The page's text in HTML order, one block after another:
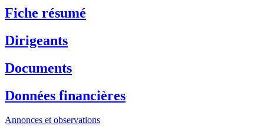
Fiche résumé
Dirigeants
Documents
Données financières
Annonces et observations